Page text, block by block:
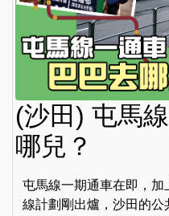
(沙田) 屯馬
哪兒？
屯馬線一期通車在即，
線計劃剛出爐，沙田的